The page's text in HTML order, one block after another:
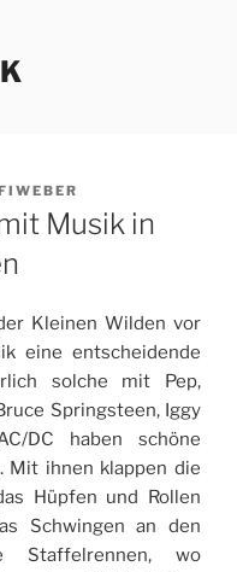
Musik in
Kleinen Wilden vor
eine entscheidende
solche mit Pep,
Springsteen, Iggy
DC haben schöne
Mit ihnen klappen die
Hüpfen und Rollen
Schwingen an den
Staffelrennen, wo